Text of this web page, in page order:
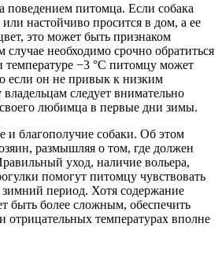
поведением питомца. Если собака
настойчиво просится в дом, а ее
это может быть признаком
необходимо срочно обратиться
температуре −3 °С питомцу может
если он не привык к низким
следует внимательно
своего любимца в первые дни зимы.
и благополучие собаки. Об этом
размышляя о том, где должен
уход, наличие вольера,
помогут питомцу чувствовать
период. Хотя содержание
быть более сложным, обеспечить
отрицательных температурах вполне